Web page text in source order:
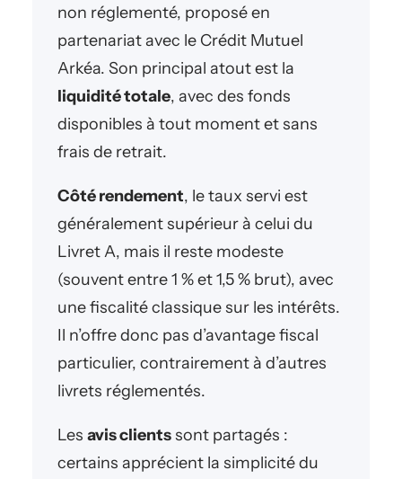
non réglementé, proposé en
partenariat avec le Crédit Mutuel
Arkéa. Son principal atout est la
liquidité totale, avec des fonds
disponibles à tout moment et sans
frais de retrait.
Côté rendement, le taux servi est
généralement supérieur à celui du
Livret A, mais il reste modeste
(souvent entre 1 % et 1,5 % brut), avec
une fiscalité classique sur les intérêts.
Il n’offre donc pas d’avantage fiscal
particulier, contrairement à d’autres
livrets réglementés.
Les avis clientssont partagés :
certains apprécient la simplicité du